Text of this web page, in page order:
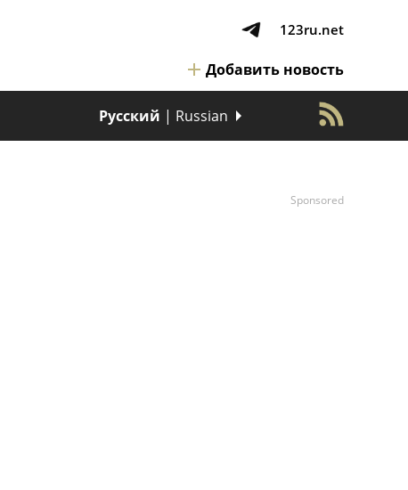
123ru.net
Добавить новость
Русский | Russian
Sponsored